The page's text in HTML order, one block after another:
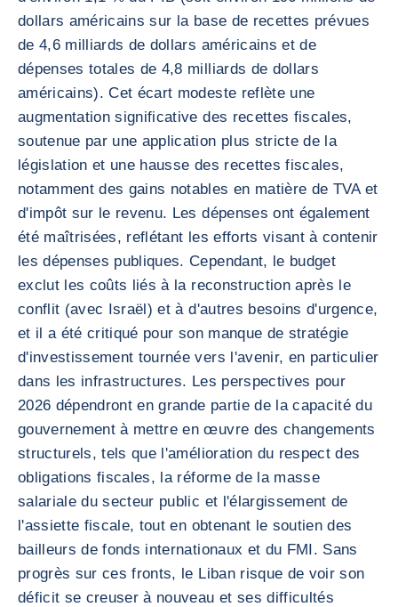
dollars américains sur la base de recettes prévues
de 4,6 milliards de dollars américains et de
dépenses totales de 4,8 milliards de dollars
américains). Cet écart modeste reflète une
augmentation significative des recettes fiscales,
soutenue par une application plus stricte de la
législation et une hausse des recettes fiscales,
notamment des gains notables en matière de TVA et
d'impôt sur le revenu. Les dépenses ont également
été maîtrisées, reflétant les efforts visant à contenir
les dépenses publiques. Cependant, le budget
exclut les coûts liés à la reconstruction après le
conflit (avec Israël) et à d'autres besoins d'urgence,
et il a été critiqué pour son manque de stratégie
d'investissement tournée vers l'avenir, en particulier
dans les infrastructures. Les perspectives pour
2026 dépendront en grande partie de la capacité du
gouvernement à mettre en œuvre des changements
structurels, tels que l'amélioration du respect des
obligations fiscales, la réforme de la masse
salariale du secteur public et l'élargissement de
l'assiette fiscale, tout en obtenant le soutien des
bailleurs de fonds internationaux et du FMI. Sans
progrès sur ces fronts, le Liban risque de voir son
déficit se creuser à nouveau et ses difficultés